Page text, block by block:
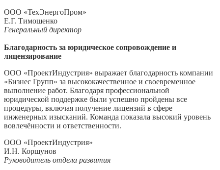
ООО «ТехЭнергоПром»
Е.Г. Тимошенко
Генеральный директор
Благодарность за юридическое сопровождение и
лицензирование
ООО «ПроектИндустрия» выражает благодарность компании
«Бизнес Групп» за высококачественное и своевременное
выполнение работ. Благодаря профессиональной
юридической поддержке были успешно пройдены все
процедуры, включая получение лицензий в сфере
инженерных изысканий. Команда показала высокий уровень
вовлечённости и ответственности.
ООО «ПроектИндустрия»
И.Н. Коршунов
Руководитель отдела развития